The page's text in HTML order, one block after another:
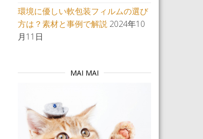
環境に優しい軟包装フィルムの選び
方は？素材と事例で解説 2024年10
月11日
MAI MAI